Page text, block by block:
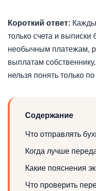
Короткий ответ:
только счета и выписки
необычным платежам,
выплатам
нельзя понять только
Содержание
Что отправлять
Когда лучше
Какие пояснения
Что проверить